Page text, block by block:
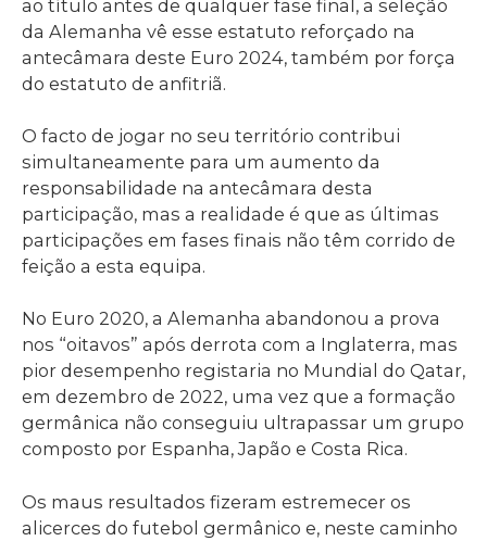
ao título antes de qualquer fase final, a seleção
da Alemanha vê esse estatuto reforçado na
antecâmara deste Euro 2024, também por força
do estatuto de anfitriã.
O facto de jogar no seu território contribui
simultaneamente para um aumento da
responsabilidade na antecâmara desta
participação, mas a realidade é que as últimas
participações em fases finais não têm corrido de
feição a esta equipa.
No Euro 2020, a Alemanha abandonou a prova
nos “oitavos” após derrota com a Inglaterra, mas
pior desempenho registaria no Mundial do Qatar,
em dezembro de 2022, uma vez que a formação
germânica não conseguiu ultrapassar um grupo
composto por Espanha, Japão e Costa Rica.
Os maus resultados fizeram estremecer os
alicerces do futebol germânico e, neste caminho